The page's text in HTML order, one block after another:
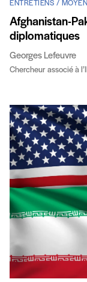
ENTRETIENS /
Afghanistan-
diplomatiques
Georges Lefeuvre
Chercheur associé à